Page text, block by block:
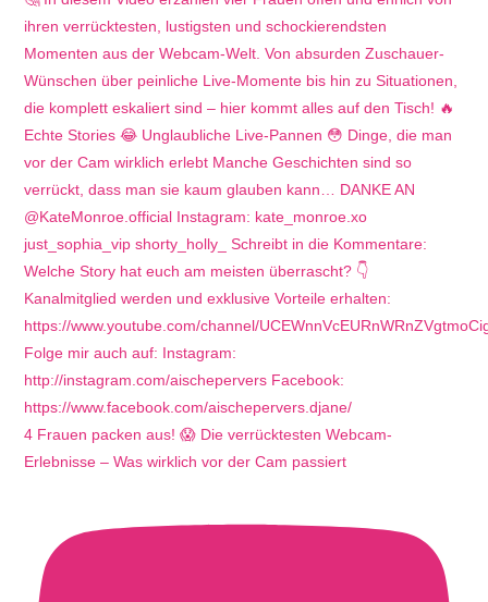
4 Frauen packen aus! 😱 Die verrücktesten Webcam-
Erlebnisse – Was wirklich vor der Cam passiert